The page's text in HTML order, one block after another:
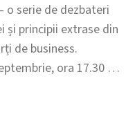
o serie de dezbateri
și principii extrase din
de business.
ora 17.30 …